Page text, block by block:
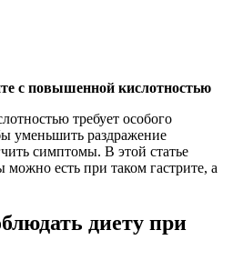
с повышенной кислотностью
требует особого
уменьшить раздражение
симптомы. В этой статье
есть при таком гастрите, а
диету при